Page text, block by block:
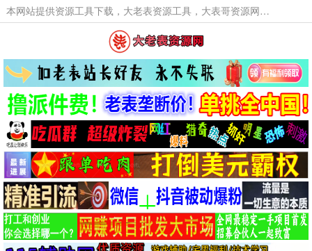
本网站提供资源工具下载，大老表资源工具，大表哥资源网软件工具，大老表资源下载，活动线报福利资源分享,活动线报，大型网游经典游戏，网络热门技术游戏辅助交流与分享。